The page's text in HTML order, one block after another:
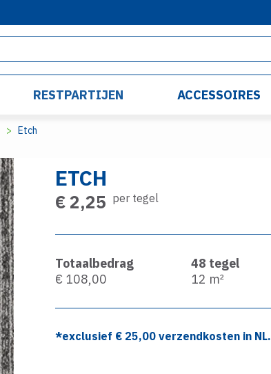
RESTPARTIJEN ACCESSOIRES
Etch
ETCH
€ 2,25 per tegel
Totaalbedrag
€ 108,00
48 tegel
12 m²
*exclusief € 25,00 verzendkosten in NL.